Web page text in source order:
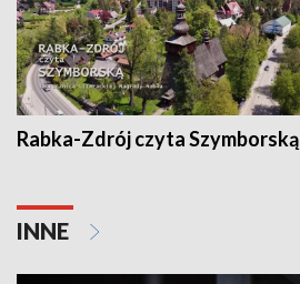
Rabka-Zdrój czyta Szymborską
INNE